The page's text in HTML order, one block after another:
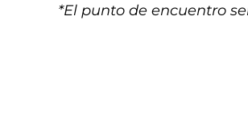
*El punto de encuentro